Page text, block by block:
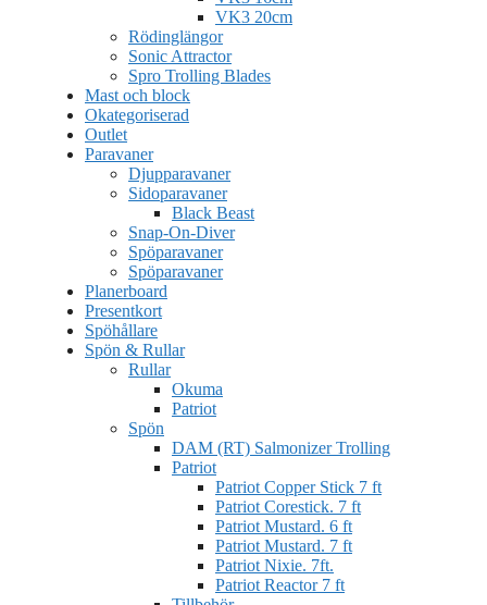
VK3 20cm
Rödinglängor
Sonic Attractor
Spro Trolling Blades
Mast och block
Okategoriserad
Outlet
Paravaner
Djupparavaner
Sidoparavaner
Black Beast
Snap-On-Diver
Spöparavaner
Spöparavaner
Planerboard
Presentkort
Spöhållare
Spön & Rullar
Rullar
Okuma
Patriot
Spön
DAM (RT) Salmonizer Trolling
Patriot
Patriot Copper Stick 7 ft
Patriot Corestick. 7 ft
Patriot Mustard. 6 ft
Patriot Mustard. 7 ft
Patriot Nixie. 7ft.
Patriot Reactor 7 ft